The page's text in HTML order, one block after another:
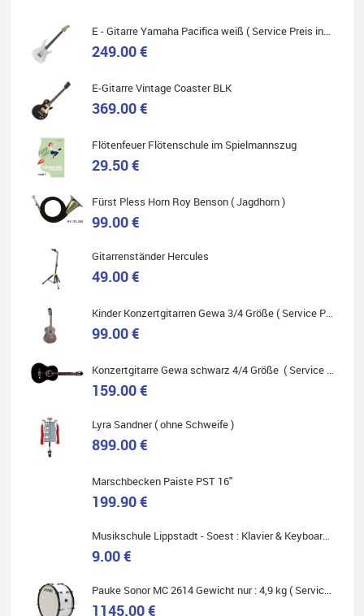
Quelle: Google-Rezension
Helene Balluff
Das Musikhaus Stöppel ist super!
Ich habe eine Westerngitarre gekauft.
Die Qualität und das Preis-Leistungsverhältnis sind erstaunlich.
Die Beratung und der Service war ebenfalls ausgezeichnet und
möchte.
Quelle: Google-Rezension
Carsten Spiegel
Ich war auf der Suche nach einem neuen Keyboard und bin
begeistert: ich bin super beraten worden, aktuell natürlich nur
wurde alles zusammengestellt, so dass ich alles nur noch
abholen musste. Top!
Quelle: Google-Rezension
E - Gitarre Yamaha Pacifica weiß ( Service Preis inkl. Werkstatt Service )
249.00 €
E-Gitarre Vintage Coaster BLK
369.00 €
Flötenfeuer Flötenschule im Spielmannszug
29.50 €
Fürst Pless Horn Roy Benson ( Jagdhorn )
99.00 €
Gitarrenständer Hercules
49.00 €
Kinder Konzertgitarren Gewa 3/4 Größe ( Service Preis inkl. Werkstatt Service )
99.00 €
Konzertgitarre Gewa schwarz 4/4 Größe ( Service Preis inkl. Werkstatt Service )
159.00 €
Lyra Sandner ( ohne Schweife )
899.00 €
Marschbecken Paiste PST 16"
199.90 €
Musikschule Lippstadt - Soest : Klavier & Keyboardunterricht
9.00 €
Pauke Sonor MC 2614 Gewicht nur : 4,9 kg ( Service Preis inkl. Werkstatt Service )
1145.00 €